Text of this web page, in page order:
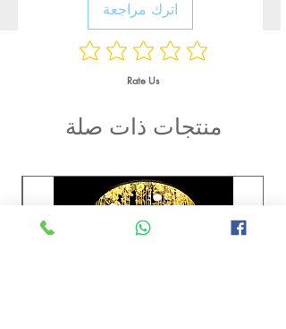
اترك مراجعة
Rate Us
منتجات ذات صلة